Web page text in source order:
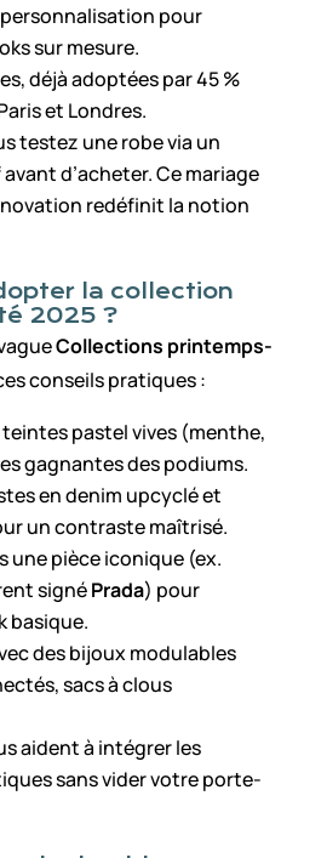
pour
sur mesure.
déjà adoptées par 45 %
et Londres.
testez une robe via un
d’acheter. Ce mariage
redéfinit la notion
la collection
2025 ?
Collections printemps-
conseils pratiques :
pastel vives (menthe,
gagnantes des podiums.
en denim upcyclé et
un contraste maîtrisé.
une pièce iconique (ex.
signéPrada) pour
basique.
des bijoux modulables
sacs à clous
aident à intégrer les
sans vider votre porte-